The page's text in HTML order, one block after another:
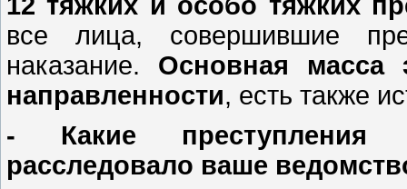
все лица, совершившие
наказание. Основная масса
направленности, есть также
- Какие преступления
расследовало ваше